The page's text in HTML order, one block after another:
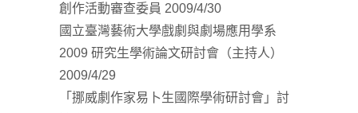
創作活動審查委員 2009/4/30
國立臺灣藝術大學戲劇與劇場應用學系
2009 研究生學術論文研討會（主持人）
2009/4/29
「挪威劇作家易卜生國際學術研討會」討